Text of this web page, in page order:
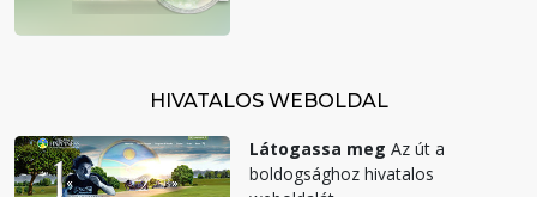
HIVATALOS WEBOLDAL
Látogassa meg Az út a
boldogsághoz hivatalos